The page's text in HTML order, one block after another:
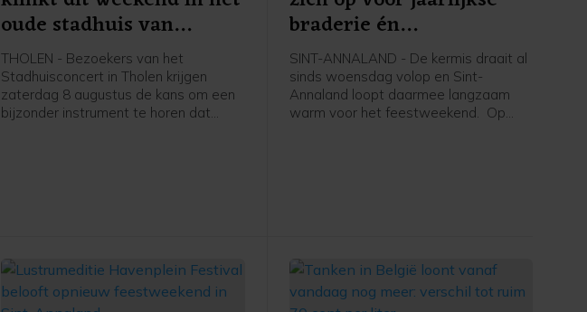
oude stadhuis van
Tholen
THOLEN - Bezoekers van het
Stadhuisconcert in Tholen krijgen
zaterdag 8 augustus de kans om een
bijzonder instrument te horen dat
braderie én
kinderbraderie
SINT-ANNALAND - De kermis draait al
sinds woensdag volop en Sint-
Annaland loopt daarmee langzaam
warm voor het feestweekend. Op